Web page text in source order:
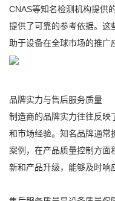
CNAS等知名检测机构提供
提供了可靠的参考依据。这
助于设备在全球市场的推广
品牌实力与售后服务质量
制造商的品牌实力往往反映
和市场经验。知名品牌通常
案例，在产品质量控制方面
新和产品升级，能够及时响